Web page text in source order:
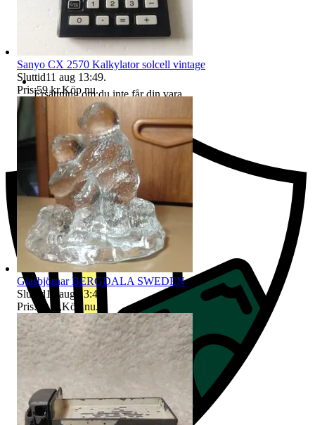
Ersättning om du inte får din vara
Sanyo CX 2570 Kalkylator solcell vintage
Sluttid11 aug 13:49.
Pris:59 kr,Köp nu.
Glasbjörnar BERGDALA SWEDEN
Sluttid11 aug 13:49
Pris: 51 kr ,Köp nu.